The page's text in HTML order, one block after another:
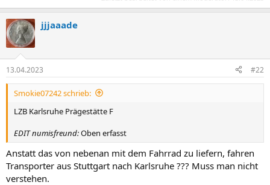
jjjaaade
13.04.2023 #22
Smokie07242 schrieb:
LZB Karlsruhe Prägestätte F
EDIT numisfreund:Oben erfasst
Anstatt das von nebenan mit dem Fahrrad zu liefern, fahren
Transporter aus Stuttgart nach Karlsruhe ??? Muss man nicht
verstehen.